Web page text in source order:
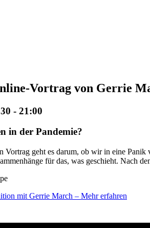
Vortrag von Gerrie
- 21:00
in der Pandemie?
Vortrag geht es darum, ob wir in eine
für das, was geschieht. Nach
mit Gerrie March – Mehr erfahren